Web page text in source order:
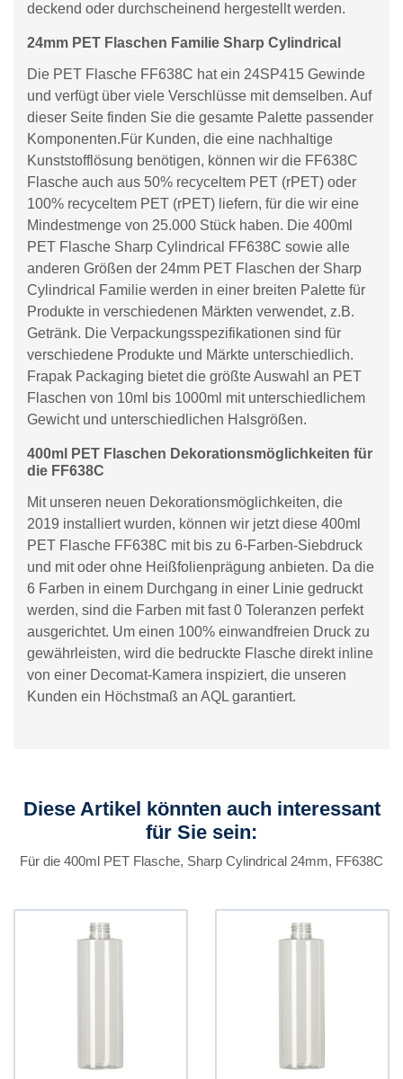
deckend oder durchscheinend hergestellt werden.
24mm PET Flaschen Familie Sharp Cylindrical
Die PET Flasche FF638C hat ein 24SP415 Gewinde
und verfügt über viele Verschlüsse mit demselben. Auf
dieser Seite finden Sie die gesamte Palette passender
Komponenten.Für Kunden, die eine nachhaltige
Kunststofflösung benötigen, können wir die FF638C
Flasche auch aus 50% recyceltem PET (rPET) oder
100% recyceltem PET (rPET) liefern, für die wir eine
Mindestmenge von 25.000 Stück haben. Die 400ml
PET Flasche Sharp Cylindrical FF638C sowie alle
anderen Größen der 24mm PET Flaschen der Sharp
Cylindrical Familie werden in einer breiten Palette für
Produkte in verschiedenen Märkten verwendet, z.B.
Getränk. Die Verpackungsspezifikationen sind für
verschiedene Produkte und Märkte unterschiedlich.
Frapak Packaging bietet die größte Auswahl an PET
Flaschen von 10ml bis 1000ml mit unterschiedlichem
Gewicht und unterschiedlichen Halsgrößen.
400ml PET Flaschen Dekorationsmöglichkeiten für
die FF638C
Mit unseren neuen Dekorationsmöglichkeiten, die
2019 installiert wurden, können wir jetzt diese 400ml
PET Flasche FF638C mit bis zu 6-Farben-Siebdruck
und mit oder ohne Heißfolienprägung anbieten. Da die
6 Farben in einem Durchgang in einer Linie gedruckt
werden, sind die Farben mit fast 0 Toleranzen perfekt
ausgerichtet. Um einen 100% einwandfreien Druck zu
gewährleisten, wird die bedruckte Flasche direkt inline
von einer Decomat-Kamera inspiziert, die unseren
Kunden ein Höchstmaß an AQL garantiert.
Diese Artikel könnten auch interessant
für Sie sein:
Für die 400ml PET Flasche, Sharp Cylindrical 24mm, FF638C